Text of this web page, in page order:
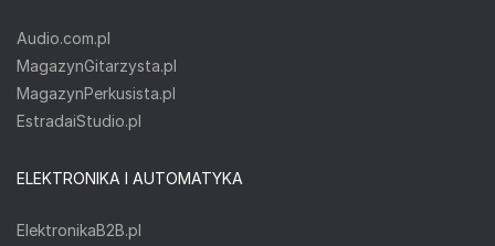
Audio.com.pl
MagazynGitarzysta.pl
MagazynPerkusista.pl
EstradaiStudio.pl
ELEKTRONIKA I AUTOMATYKA
ElektronikaB2B.pl